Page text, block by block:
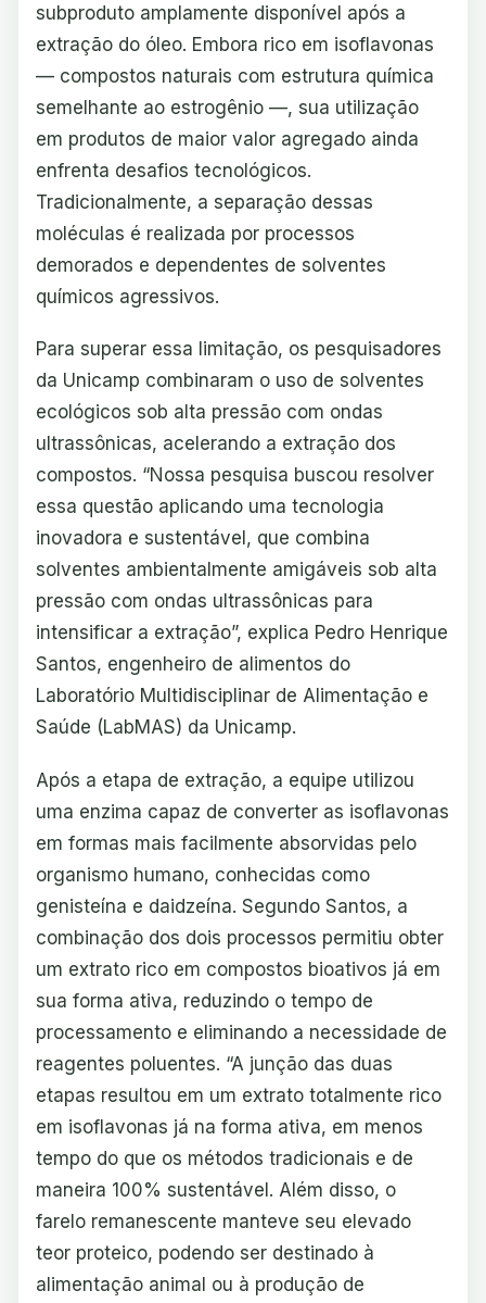
subproduto amplamente disponível após a
extração do óleo. Embora rico em isoflavonas
— compostos naturais com estrutura química
semelhante ao estrogênio —, sua utilização
em produtos de maior valor agregado ainda
enfrenta desafios tecnológicos.
Tradicionalmente, a separação dessas
moléculas é realizada por processos
demorados e dependentes de solventes
químicos agressivos.
Para superar essa limitação, os pesquisadores
da Unicamp combinaram o uso de solventes
ecológicos sob alta pressão com ondas
ultrassônicas, acelerando a extração dos
compostos. “Nossa pesquisa buscou resolver
essa questão aplicando uma tecnologia
inovadora e sustentável, que combina
solventes ambientalmente amigáveis sob alta
pressão com ondas ultrassônicas para
intensificar a extração”, explica Pedro Henrique
Santos, engenheiro de alimentos do
Laboratório Multidisciplinar de Alimentação e
Saúde (LabMAS) da Unicamp.
Após a etapa de extração, a equipe utilizou
uma enzima capaz de converter as isoflavonas
em formas mais facilmente absorvidas pelo
organismo humano, conhecidas como
genisteína e daidzeína. Segundo Santos, a
combinação dos dois processos permitiu obter
um extrato rico em compostos bioativos já em
sua forma ativa, reduzindo o tempo de
processamento e eliminando a necessidade de
reagentes poluentes. “A junção das duas
etapas resultou em um extrato totalmente rico
em isoflavonas já na forma ativa, em menos
tempo do que os métodos tradicionais e de
maneira 100% sustentável. Além disso, o
farelo remanescente manteve seu elevado
teor proteico, podendo ser destinado à
alimentação animal ou à produção de